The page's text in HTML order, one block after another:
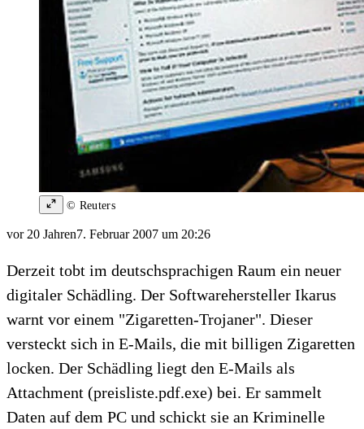
© Reuters
vor 20 Jahren7. Februar 2007 um 20:26
Derzeit tobt im deutschsprachigen Raum ein neuer
digitaler Schädling. Der Softwarehersteller Ikarus
warnt vor einem "Zigaretten-Trojaner". Dieser
versteckt sich in E-Mails, die mit billigen Zigaretten
locken. Der Schädling liegt den E-Mails als
Attachment (preisliste.pdf.exe) bei. Er sammelt
Daten auf dem PC und schickt sie an Kriminelle